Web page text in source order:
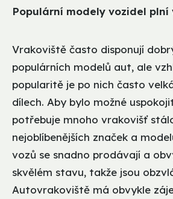
Populární modely vozidel plní
Vrakoviště často disponují
populárních modelů aut, ale
popularitě je po nich často
dílech. Aby bylo možné
potřebuje mnoho vrakovišť
nejoblíbenějších značek a
vozů se snadno prodávají a
skvělém stavu, takže jsou
Autovrakoviště má obvykle